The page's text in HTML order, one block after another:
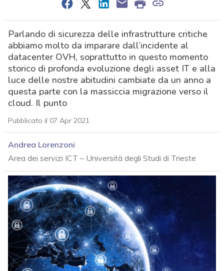
Parlando di sicurezza delle infrastrutture critiche
abbiamo molto da imparare dall’incidente al
datacenter OVH, soprattutto in questo momento
storico di profonda evoluzione degli asset IT e alla
luce delle nostre abitudini cambiate da un anno a
questa parte con la massiccia migrazione verso il
cloud. Il punto
Pubblicato il 07 Apr 2021
Andrea Lorenzoni
Area dei servizi ICT – Università degli Studi di Trieste